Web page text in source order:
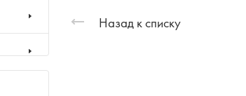
Назад к списку